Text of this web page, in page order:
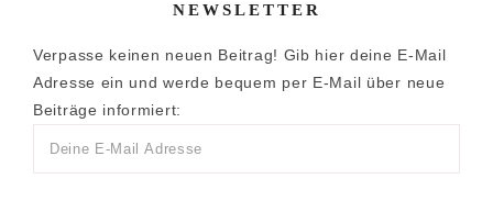
NEWSLETTER
Verpasse keinen neuen Beitrag! Gib hier deine E-Mail
Adresse ein und werde bequem per E-Mail über neue
Beiträge informiert: